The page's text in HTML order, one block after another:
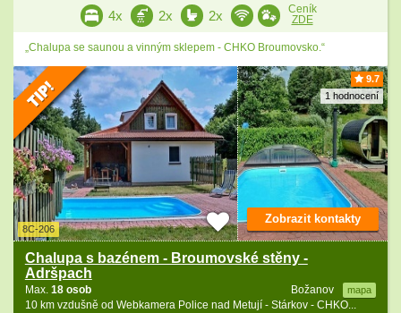
4x 2x 2x
Ceník
ZDE
„Chalupa se saunou a vinným sklepem - CHKO Broumovsko.“
9.7
1 hodnocení
8C-206
Chalupa s bazénem - Broumovské stěny -
Adršpach
Božanov mapa
Max. 18 osob
10 km vzdušně od Webkamera Police nad Metují - Stárkov - CHKO...
Zobrazit kontakty